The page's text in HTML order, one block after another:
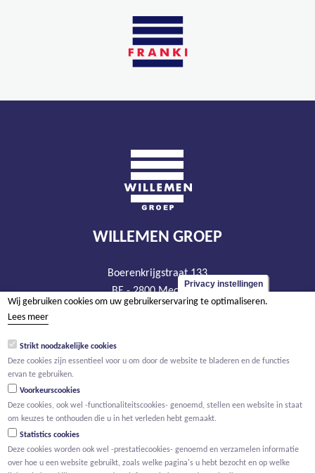
WILLEMEN GROEP
Boerenkrijgstraat 133
BE - 2800 Mechelen
tel +32 15 569 965
BTW BE 0466.256.432
Privacy instellingen
Wij gebruiken cookies om uw gebruikerservaring te optimaliseren.
Lees meer
Strikt noodzakelijke cookies
Deze cookies zijn essentieel voor u om door de website te bladeren en de functies
ervan te gebruiken.
Voorkeurscookies
Deze cookies, ook wel -functionaliteitscookies- genoemd, stellen een website in staat
om keuzes te onthouden die u in het verleden hebt gemaakt.
Statistics cookies
Deze cookies worden ook wel -prestatiecookies- genoemd en verzamelen informatie
over hoe u een website gebruikt, zoals welke pagina's u hebt bezocht en op welke